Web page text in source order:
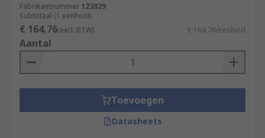
Fabrikantnummer 123829
Subtotaal (1 eenheid)
€ 164,76(excl. BTW) € 164,76/eenheid
Aantal
Toevoegen
Datasheets